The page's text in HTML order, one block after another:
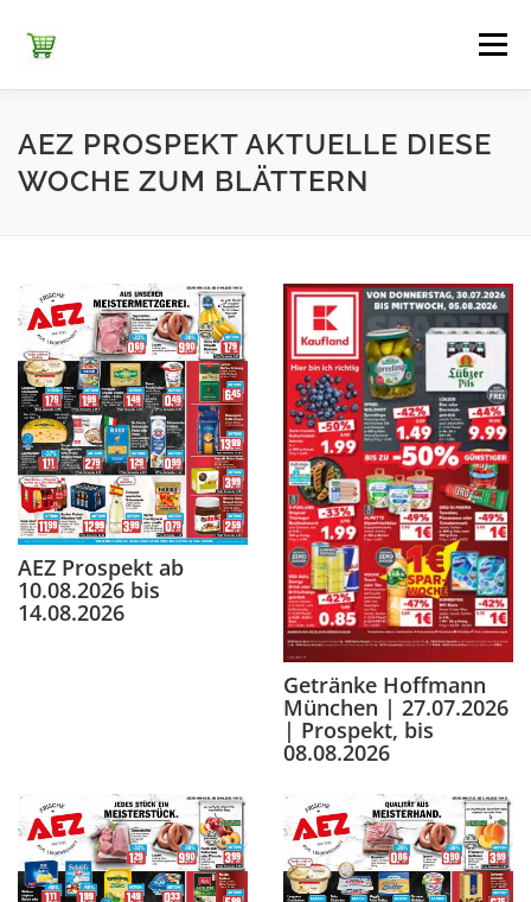
Inhalt
springen
Menü
ЕDEKA ALDI SÜD ALDI NORD KAUFLAND
+ ALLE
AEZ PROSPEKT AKTUELLE DIESE
WOCHE ZUM BLÄTTERN
AEZ Prospekt ab
10.08.2026 bis
14.08.2026
Getränke Hoffmann
München | 27.07.2026
| Prospekt, bis
08.08.2026